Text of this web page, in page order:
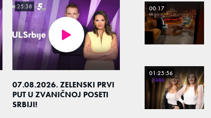
07.08.2026. ZELENSKI PRVI
PUT U ZVANIČNOJ POSETI
SRBIJI!
25:38 00:17
01:25:56